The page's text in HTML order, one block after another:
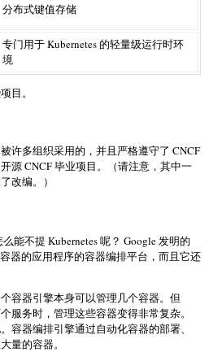
分布式键值存储
专门用于 Kubernetes 的轻量级运行时环
境
目。
许多组织采用的，并且严格遵守了 CNCF
源 CNCF 毕业项目。（请注意，其中一
改编。）
能不提 Kubernetes 呢？ Google 发明的
器的应用程序的容器编排平台，而且它还
容器引擎本身可以管理几个容器。但
服务时，管理这些容器变得非常复杂。
容器编排引擎通过自动化容器的部署、
量的容器。